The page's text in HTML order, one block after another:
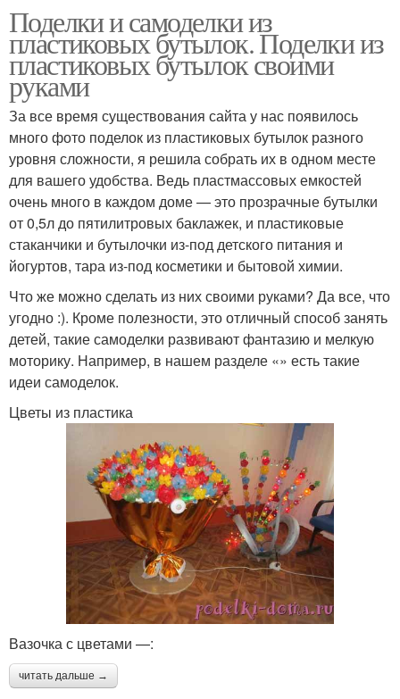
Поделки и самоделки из
пластиковых бутылок. Поделки из
пластиковых бутылок своими
руками
За все время существования сайта у нас появилось
много фото поделок из пластиковых бутылок разного
уровня сложности, я решила собрать их в одном месте
для вашего удобства. Ведь пластмассовых емкостей
очень много в каждом доме — это прозрачные бутылки
от 0,5л до пятилитровых баклажек, и пластиковые
стаканчики и бутылочки из-под детского питания и
йогуртов, тара из-под косметики и бытовой химии.
Что же можно сделать из них своими руками? Да все, что
угодно :). Кроме полезности, это отличный способ занять
детей, такие самоделки развивают фантазию и мелкую
моторику. Например, в нашем разделе «» есть такие
идеи самоделок.
Цветы из пластика
Вазочка с цветами —:
читать дальше →